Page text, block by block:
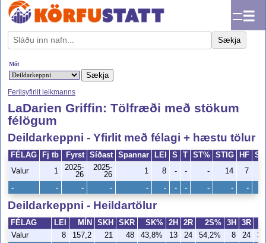
☰
Sækja
Mót
Ferilsyfirlit leikmanns
LaDarien Griffin: Tölfræði með stökum
félögum
Deildarkeppni - Yfirlit með félagi + hæstu tölur
FÉLAG Fj tb Fyrst Síðast Spannar LEI S T ST% STIG HF
Valur
1
2025-
26
2025-
26
1 8 - - - 14 7
- - - - - - - - - - -
Deildarkeppni - Heildartölur
FÉLAG LEI MÍN SKH SKR SK% 2H 2R 2S% 3H 3R
Valur
8 157,2 21 48 43,8% 13 24 54,2% 8 24